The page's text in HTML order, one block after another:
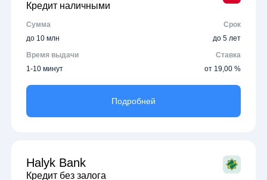
Кредит наличными
Сумма
Срок
до 10 млн
до 5 лет
Время выдачи
Ставка
1-10 минут
от 19,00 %
Подробней
Halyk Bank
Кредит без залога